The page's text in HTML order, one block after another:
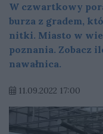
W czwartkowy
burza z gradem,
nitki. Miasto w
poznania. Zobacz
nawałnica.
11.09.2022 17:00